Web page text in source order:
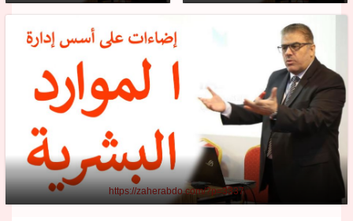
https://zaherabdo.com/?p=3337